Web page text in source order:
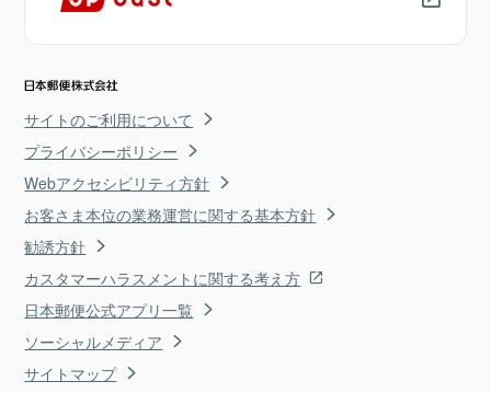
サイトのご利用について
プライバシーポリシー
Webアクセシビリティ方針
お客さま本位の業務運営に関する基本方針
勧誘方針
カスタマーハラスメントに関する考え方
日本郵便公式アプリ一覧
ソーシャルメディア
サイトマップ